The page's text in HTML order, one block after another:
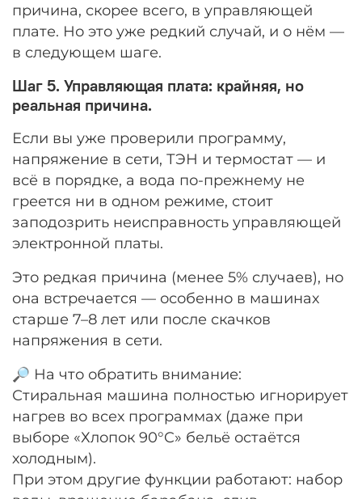
причина, скорее всего, в управляющей
плате. Но это уже редкий случай, и о нём —
в следующем шаге.
Шаг 5. Управляющая плата: крайняя, но
реальная причина.
Если вы уже проверили программу,
напряжение в сети, ТЭН и термостат — и
всё в порядке, а вода по-прежнему не
греется ни в одном режиме, стоит
заподозрить неисправность управляющей
электронной платы.
Это редкая причина (менее 5% случаев), но
она встречается — особенно в машинах
старше 7–8 лет или после скачков
напряжения в сети.
🔎 На что обратить внимание:
Стиральная машина полностью игнорирует
нагрев во всех программах (даже при
выборе «Хлопок 90°C» бельё остаётся
холодным).
При этом другие функции работают: набор